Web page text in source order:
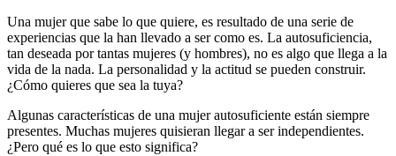
Una mujer que sabe lo que quiere, es resultado de una serie de
experiencias que la han llevado a ser como es. La autosuficiencia,
tan deseada por tantas mujeres (y hombres), no es algo que llega a la
vida de la nada. La personalidad y la actitud se pueden construir.
¿Cómo quieres que sea la tuya?
Algunas características de una mujer autosuficiente están siempre
presentes. Muchas mujeres quisieran llegar a ser independientes.
¿Pero qué es lo que esto significa?